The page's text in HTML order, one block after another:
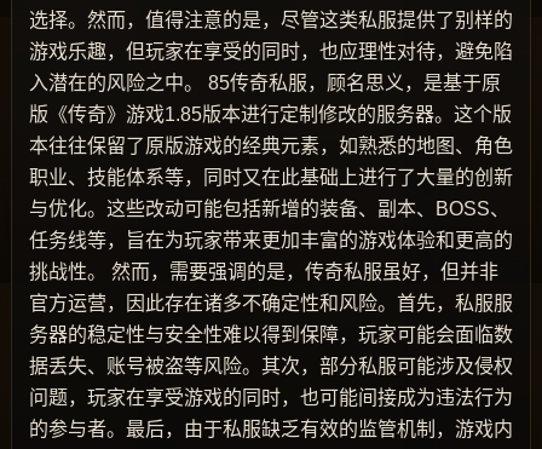
选择。然而，值得注意的是，尽管这类私服提供了别样的
游戏乐趣，但玩家在享受的同时，也应理性对待，避免陷
入潜在的风险之中。 85传奇私服，顾名思义，是基于原
版《传奇》游戏1.85版本进行定制修改的服务器。这个版
本往往保留了原版游戏的经典元素，如熟悉的地图、角色
职业、技能体系等，同时又在此基础上进行了大量的创新
与优化。这些改动可能包括新增的装备、副本、BOSS、
任务线等，旨在为玩家带来更加丰富的游戏体验和更高的
挑战性。 然而，需要强调的是，传奇私服虽好，但并非
官方运营，因此存在诸多不确定性和风险。首先，私服服
务器的稳定性与安全性难以得到保障，玩家可能会面临数
据丢失、账号被盗等风险。其次，部分私服可能涉及侵权
问题，玩家在享受游戏的同时，也可能间接成为违法行为
的参与者。最后，由于私服缺乏有效的监管机制，游戏内